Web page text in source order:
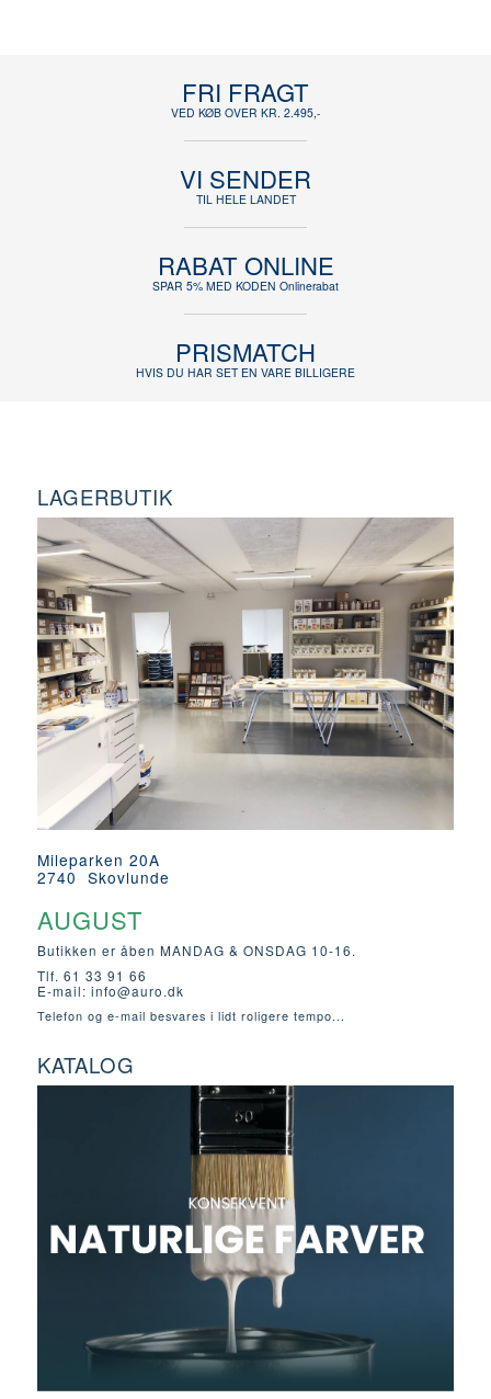
FRI FRAGT
VED KØB OVER KR. 2.495,-
VI SENDER
TIL HELE LANDET
RABAT ONLINE
SPAR 5% MED KODEN Onlinerabat
PRISMATCH
HVIS DU HAR SET EN VARE BILLIGERE
LAGERBUTIK
Mileparken 20A
2740 Skovlunde
AUGUST
Butikken er åben MANDAG & ONSDAG 10-16.
Tlf. 61 33 91 66
E-mail: info@auro.dk
Telefon og e-mail besvares i lidt roligere tempo...
KATALOG